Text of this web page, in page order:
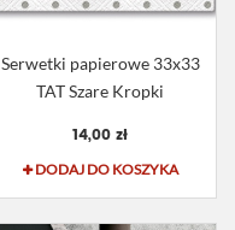
Serwetki papierowe 33x33
TAT Szare Kropki
14,00 zł
DODAJ DO KOSZYKA